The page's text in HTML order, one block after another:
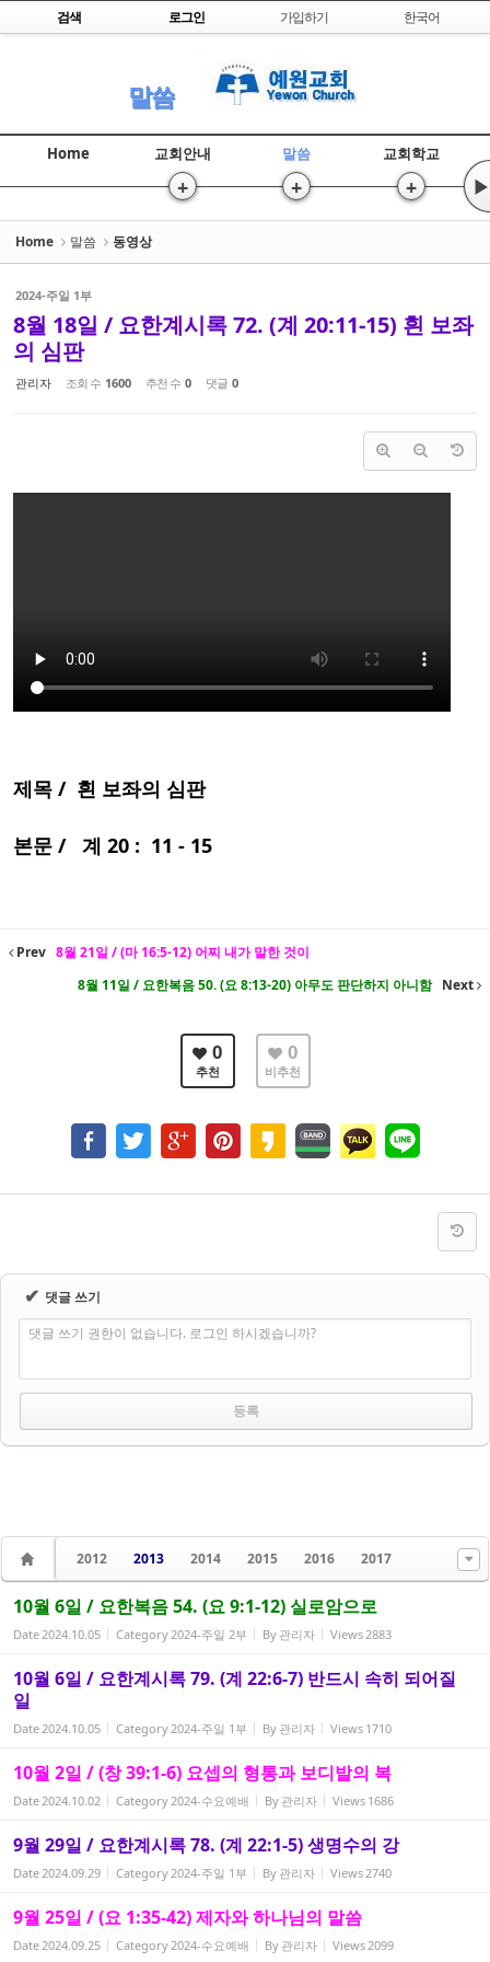
Skip to content
검색 로그인 가입하기 한국어
말씀
Home 교회안내
+
말씀
+
교회학교
+ ▶
Home 말씀 동영상
2024-주일 1부
8월 18일 / 요한계시록 72. (계 20:11-15) 흰 보좌
의 심판
관리자 조회 수 1600 추천 수 0 댓글 0
제목 / 흰 보좌의 심판
본문 / 계 20 : 11 - 15
Prev 8월 21일 / (마 16:5-12) 어찌 내가 말한 것이
8월 11일 / 요한복음 50. (요 8:13-20) 아무도 판단하지 아니함 Next
0
추천
0
비추천
✔ 댓글 쓰기
댓글 쓰기 권한이 없습니다. 로그인 하시겠습니까?
2012 2013 2014 2015 2016 2017
10월 6일 / 요한복음 54. (요 9:1-12) 실로암으로
Date2024.10.05 Category2024-주일 2부 By 관리자 Views2883
10월 6일 / 요한계시록 79. (계 22:6-7) 반드시 속히 되어질
일
Date2024.10.05 Category2024-주일 1부 By 관리자 Views 1710
10월 2일 / (창 39:1-6) 요셉의 형통과 보디발의 복
Date2024.10.02 Category2024-수요예배 By 관리자 Views 1686
9월 29일 / 요한계시록 78. (계 22:1-5) 생명수의 강
Date2024.09.29 Category2024-주일 1부 By 관리자 Views2740
9월 25일 / (요 1:35-42) 제자와 하나님의 말씀
Date2024.09.25 Category2024-수요예배 By 관리자 Views2099
Sketchbook5, 스케치북5
Sketchbook5, 스케치북5